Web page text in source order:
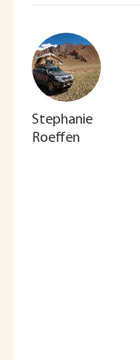
Stephanie
Roeffen